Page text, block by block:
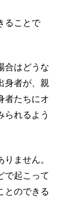
ることで
合はどうな
身者が、親
者たちにオ
られるよう
ません。
で起こって
とのできる